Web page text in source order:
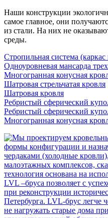
Наши конструкции
самое главное, они
из стали. На них не
среды.
Стропильная система
Одноуровневая мансарда
Многогранная конусная
Шатровая стрельчатая кровля
Шатровая кровля
Ребристый сферический
Ребристый сферический
Многогранная конусная